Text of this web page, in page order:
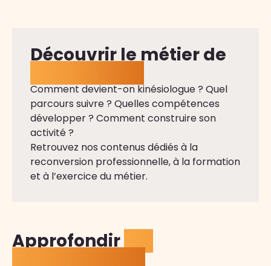
Découvrir le métier de
Comment devient-on kinésiologue ? Quel
parcours suivre ? Quelles compétences
développer ? Comment construire son
activité ?
Retrouvez nos contenus dédiés à la
reconversion professionnelle, à la formation
et à l’exercice du métier.
Approfondirses